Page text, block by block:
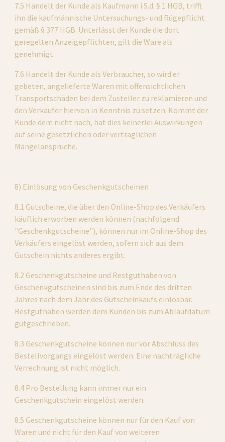
7.5 Handelt der Kunde als Kaufmann i.S.d. § 1 HGB, trifft
ihn die kaufmännische Untersuchungs- und Rügepflicht
gemäß § 377 HGB. Unterlässt der Kunde die dort
geregelten Anzeigepflichten, gilt die Ware als
genehmigt.
7.6 Handelt der Kunde als Verbraucher, so wird er
gebeten, angelieferte Waren mit offensichtlichen
Transportschäden bei dem Zusteller zu reklamieren und
den Verkäufer hiervon in Kenntnis zu setzen. Kommt der
Kunde dem nicht nach, hat dies keinerlei Auswirkungen
auf seine gesetzlichen oder vertraglichen
Mängelansprüche.
8) Einlösung von Geschenkgutscheinen
8.1 Gutscheine, die über den Online-Shop des Verkäufers
käuflich erworben werden können (nachfolgend
"Geschenkgutscheine"), können nur im Online-Shop des
Verkäufers eingelöst werden, sofern sich aus dem
Gutschein nichts anderes ergibt.
8.2 Geschenkgutscheine und Restguthaben von
Geschenkgutscheinen sind bis zum Ende des dritten
Jahres nach dem Jahr des Gutscheinkaufs einlösbar.
Restguthaben werden dem Kunden bis zum Ablaufdatum
gutgeschrieben.
8.3 Geschenkgutscheine können nur vor Abschluss des
Bestellvorgangs eingelöst werden. Eine nachträgliche
Verrechnung ist nicht möglich.
8.4 Pro Bestellung kann immer nur ein
Geschenkgutschein eingelöst werden.
8.5 Geschenkgutscheine können nur für den Kauf von
Waren und nicht für den Kauf von weiteren